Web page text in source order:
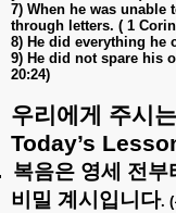
7) When he was unable
through letters. ( 1
8) He did everything he
9) He did not spare his
20:24)
우리에게 주시는
Today’s
복음은 영세 전부
비밀 계시입니다. (